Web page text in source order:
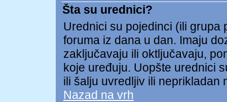
Šta su urednici?
Urednici su pojedinci (ili grupa
foruma iz dana u dan. Imaju
zaključavaju ili oktljučavaju,
koje uređuju. Uopšte urednici
ili šalju uvredljiv ili neprikladan
Nazad na vrh